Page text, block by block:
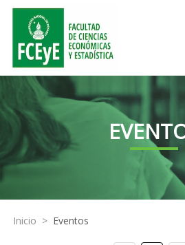
Inicio > Eventos